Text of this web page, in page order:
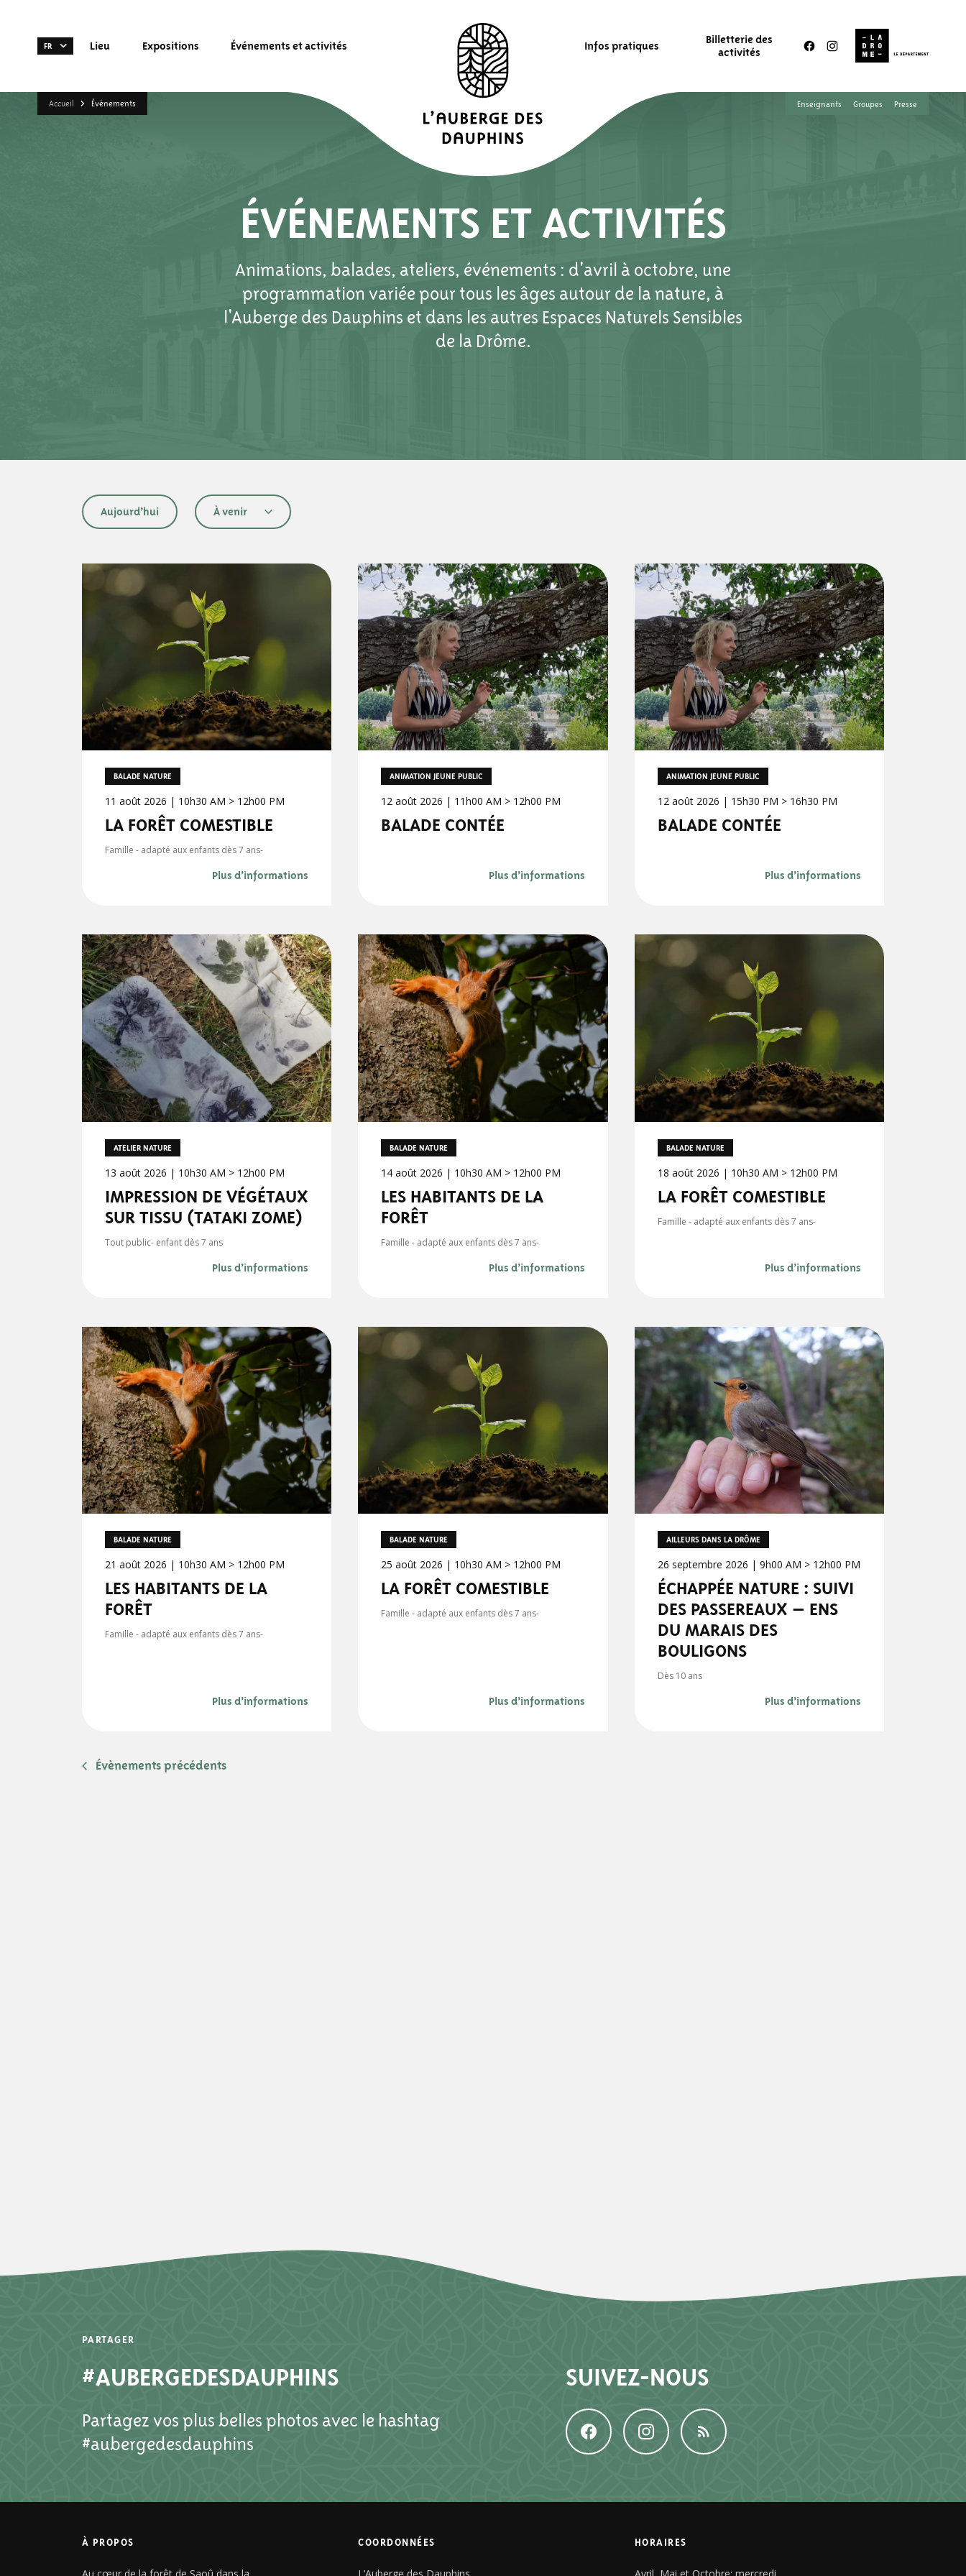
FR
Accueil Évènements
Lieu Expositions Événements et activités Infos pratiques
Billetterie des
activités
Enseignants Groupes Presse
ÉVÉNEMENTS ET ACTIVITÉS
Animations, balades, ateliers, événements : d'avril à octobre, une
programmation variée pour tous les âges autour de la nature, à
l'Auberge des Dauphins et dans les autres Espaces Naturels Sensibles
de la Drôme.
Aujourd’hui À venir
BALADE NATURE
11 août 2026 | 10h30 AM > 12h00 PM
LA FORÊT COMESTIBLE
Famille - adapté aux enfants dès 7 ans-
Plus d’informations
ANIMATION JEUNE PUBLIC
12 août 2026 | 11h00 AM > 12h00 PM
BALADE CONTÉE
Plus d’informations
ANIMATION JEUNE PUBLIC
12 août 2026 | 15h30 PM > 16h30 PM
BALADE CONTÉE
Plus d’informations
ATELIER NATURE
13 août 2026 | 10h30 AM > 12h00 PM
IMPRESSION DE VÉGÉTAUX
SUR TISSU (TATAKI ZOME)
Tout public- enfant dès 7 ans
Plus d’informations
BALADE NATURE
14 août 2026 | 10h30 AM > 12h00 PM
LES HABITANTS DE LA
FORÊT
Famille - adapté aux enfants dès 7 ans-
Plus d’informations
BALADE NATURE
18 août 2026 | 10h30 AM > 12h00 PM
LA FORÊT COMESTIBLE
Famille - adapté aux enfants dès 7 ans-
Plus d’informations
BALADE NATURE
21 août 2026 | 10h30 AM > 12h00 PM
LES HABITANTS DE LA
FORÊT
Famille - adapté aux enfants dès 7 ans-
Plus d’informations
BALADE NATURE
25 août 2026 | 10h30 AM > 12h00 PM
LA FORÊT COMESTIBLE
Famille - adapté aux enfants dès 7 ans-
Plus d’informations
AILLEURS DANS LA DRÔME
26 septembre 2026 | 9h00 AM > 12h00 PM
ÉCHAPPÉE NATURE : SUIVI
DES PASSEREAUX – ENS
DU MARAIS DES
BOULIGONS
Dès 10 ans
Plus d’informations
Évènementsprécédents
PARTAGER
#AUBERGEDESDAUPHINS
Partagez vos plus belles photos avec le hashtag
#aubergedesdauphins
SUIVEZ-NOUS
À PROPOS COORDONNÉES HORAIRES